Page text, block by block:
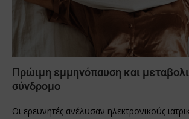
Πρώιμη εμμηνόπαυση και
σύνδρομο
Οι ερευνητές ανέλυσαν ηλεκτρονικούς